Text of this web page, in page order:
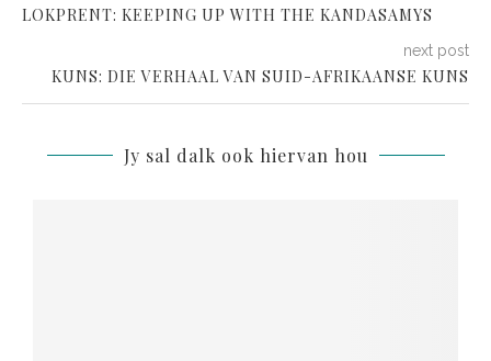
LOKPRENT: KEEPING UP WITH THE KANDASAMYS
next post
KUNS: DIE VERHAAL VAN SUID-AFRIKAANSE KUNS
Jy sal dalk ook hiervan hou